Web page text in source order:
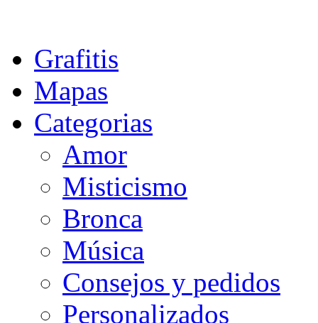
Grafitis
Mapas
Categorias
Amor
Misticismo
Bronca
Música
Consejos y pedidos
Personalizados